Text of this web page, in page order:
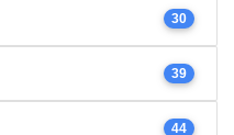
30
39
44